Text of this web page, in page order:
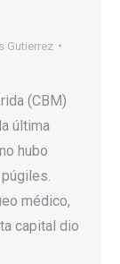
Gutierrez
(CBM)
última
hubo
médico,
capital dio